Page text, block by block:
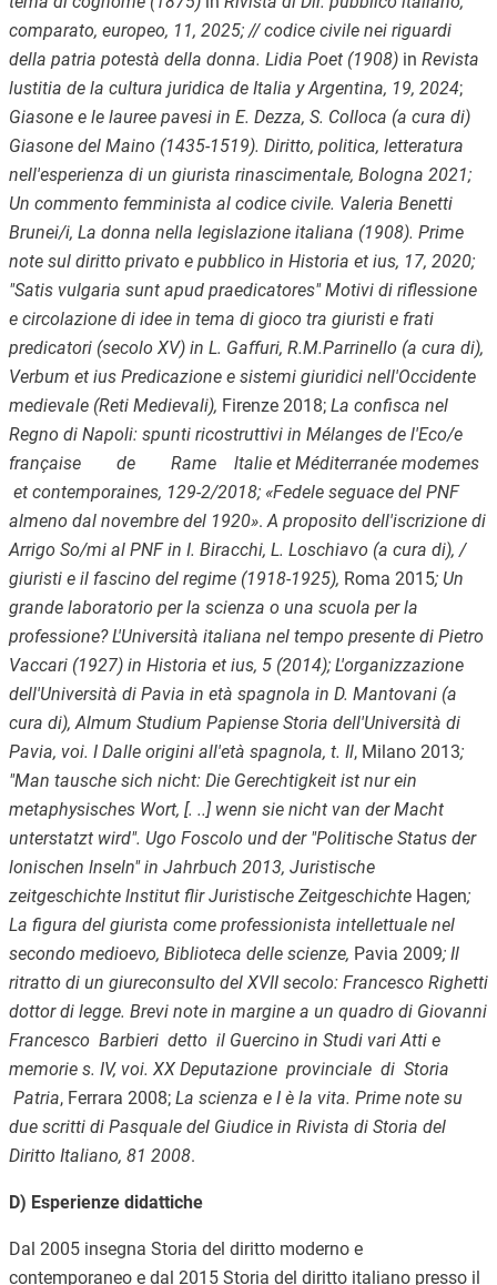
comparato, europeo, 11, 2025; // codice civile nei riguardi
della patria potestà della donna. Lidia Poet (1908)in Revista
lustitia de la cultura juridica de Italia y Argentina, 19, 2024;
Giasone e le lauree pavesi in E. Dezza, S. Colloca (a cura di)
Giasone del Maino (1435-1519). Diritto, politica, letteratura
nell'esperienza di un giurista rinascimentale, Bologna 2021;
Un commento femminista al codice civile. Valeria Benetti
Brunei/i, La donna nella legislazione italiana (1908). Prime
note sul diritto privato e pubblico in Historia et ius, 17, 2020;
"Satis vulgaria sunt apud praedicatores" Motivi di riflessione
e circolazione di idee in tema di gioco tra giuristi e frati
predicatori (secolo XV) in L. Gaffuri, R.M.Parrinello (a cura di),
Verbum et ius Predicazione e sistemi giuridici nell'Occidente
medievale (Reti Medievali), Firenze 2018; La confisca nel
Regno di Napoli: spunti ricostruttivi in Mélanges de l'Eco/e
française de Rame ltalie et Méditerranée modemes
et contemporaines, 129-2/2018; «Fedele seguace del PNF
almeno dal novembre del 1920». A proposito dell'iscrizione di
Arrigo So/mi al PNF in I. Biracchi, L. Loschiavo (a cura di), /
giuristi e il fascino del regime (1918-1925), Roma 2015; Un
grande laboratorio per la scienza o una scuola per la
professione? L'Università italiana nel tempo presente di Pietro
Vaccari (1927) in Historia et ius, 5 (2014); L'organizzazione
dell'Università di Pavia in età spagnola in D. Mantovani (a
cura di), Almum Studium Papiense Storia dell'Università di
Pavia, voi. I Dalle origini all'età spagnola, t. Il, Milano 2013;
"Man tausche sich nicht: Die Gerechtigkeit ist nur ein
metaphysisches Wort, [. ..] wenn sie nicht van der Macht
unterstatzt wird". Ugo Foscolo und der "Politische Status der
lonischen lnseln" in Jahrbuch 2013, Juristische
zeitgeschichte lnstitut flir Juristische ZeitgeschichteHagen;
La figura del giurista come professionista intellettuale nel
secondo medioevo, Biblioteca delle scienze, Pavia 2009; Il
ritratto di un giureconsulto del XVII secolo: Francesco Righetti
dottor di legge. Brevi note in margine a un quadro di Giovanni
Francesco Barbieri detto il Guercino in Studi vari Atti e
memorie s. IV, voi. XX Deputazione provinciale di Storia
Patria, Ferrara 2008; La scienza e I è la vita. Prime note su
due scritti di Pasquale del Giudice in Rivista di Storia del
Diritto Italiano, 81 2008.
D) Esperienze didattiche
Dal 2005 insegna Storia del diritto moderno e
contemporaneo e dal 2015 Storia del diritto italiano presso il